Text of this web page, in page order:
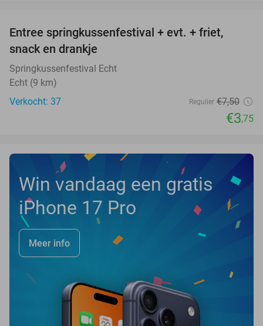
TODAY
Entree springkussenfestival + evt. + friet,
snack en drankje
Springkussenfestival Echt
Echt (9 km)
Verkocht: 37
Regulier €7,50
€3,75
Win vandaag een gratis
iPhone 17 Pro
Meer info